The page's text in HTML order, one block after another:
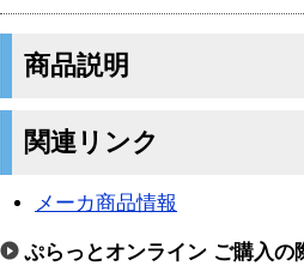
商品説明
関連リンク
メーカ商品情報
ぷらっとオンライン ご購入の